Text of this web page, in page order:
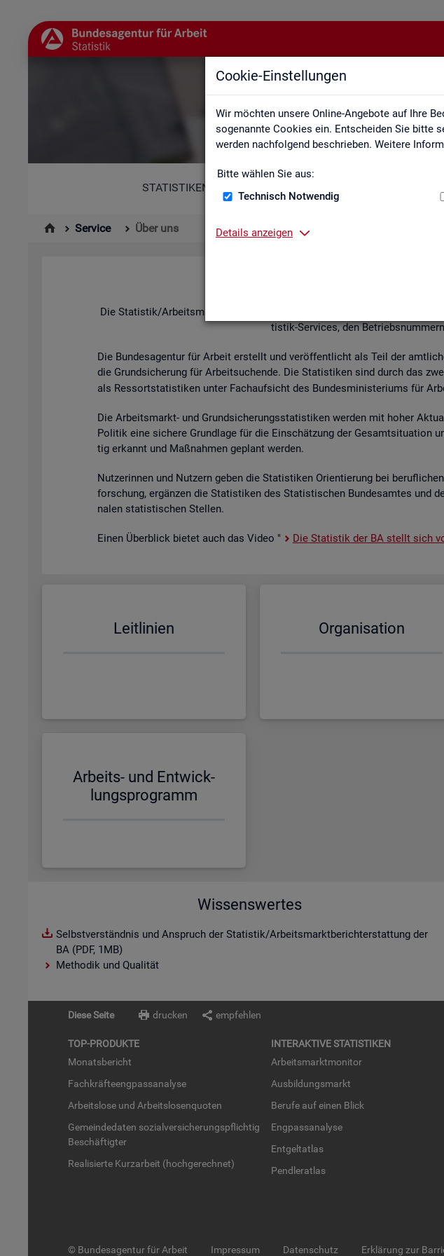
Cookie-Einstellungen
Wir möchten unsere Online-Angebote auf Ihre
sogenannte Cookies ein. Entscheiden Sie bitte
werden nachfolgend beschrieben. Weitere
Bitte wählen Sie aus:
Technisch Notwendig
Details anzeigen
STATISTIKEN
Service Über uns
Die Sta­tis­tik/Ar­beits­markt­be­richt­erstat­tung der Bun­des­agen­tur für
tis­tik-Ser­vices, den
Die Bun­des­agen­tur für Ar­beit er­stellt und ver­öf­fent­licht als Teil der
die Grund­si­che­rung für Ar­beit­su­chen­de. Die Sta­tis­ti­ken sind durch das
als Res­sort­sta­tis­ti­ken unter Fach­auf­sicht des Bun­des­mi­nis­te­ri­ums für
Die Ar­beits­markt- und Grund­si­che­rungs­sta­tis­ti­ken wer­den mit hoher
Po­li­tik eine si­che­re Grund­la­ge für die Ein­schät­zung der Ge­samt­si­tua­ti­on
tig er­kannt und Maß­nah­men ge­plant wer­den.
Nut­ze­rin­nen und Nut­zern geben die Sta­tis­ti­ken Ori­en­tie­rung bei
for­schung, er­gän­zen die Sta­tis­ti­ken des Sta­tis­ti­schen Bun­des­am­tes und
na­len sta­tis­ti­schen Stel­len.
Einen Über­blick bie­tet auch das Video " Die Sta­tis­tik der BA stellt sich
Leit­li­ni­en Or­ga­ni­sa­ti­on
Ar­beits- und Ent­wick­
lungs­pro­gramm
Wissenswertes
Selbstverständnis und Anspruch der Statistik/Arbeitsmarktberichterstattung der
BA (PDF, 1MB)
Methodik und Qualität
Diese Seite drucken empfehlen
TOP-PRO­DUK­TE
Mo­nats­be­richt
Fach­kräf­te­eng­pass­ana­ly­se
Ar­beits­lo­se und Ar­beits­lo­sen­quo­ten
Ge­mein­de­da­ten so­zi­al­ver­si­che­rungs­pflich­tig
Be­schäf­tig­ter
Rea­li­sier­te Kurz­ar­beit (hoch­ge­rech­net)
IN­TER­AK­TI­VE STA­TIS­TI­KEN
Ar­beits­markt­mo­ni­tor
Aus­bil­dungs­markt
Be­ru­fe auf einen Blick
Eng­pass­ana­ly­se
Ent­gel­t­at­las
Pend­ler­at­las
© Bundesagentur für Arbeit Impressum Datenschutz Erklärung zur